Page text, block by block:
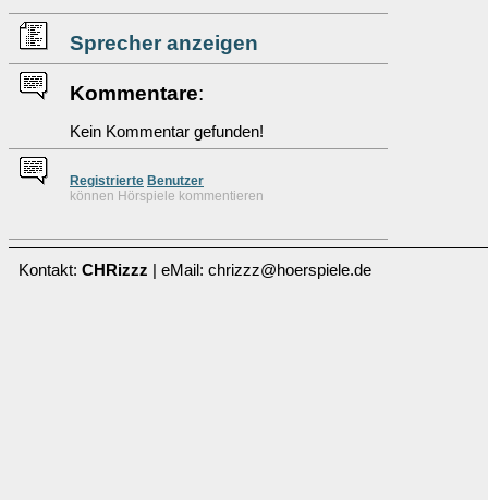
Sprecher anzeigen
Kommentare:
Kein Kommentar gefunden!
Registrierte Benutzer
können Hörspiele kommentieren
Kontakt: CHRizzz | eMail: chrizzz@hoerspiele.de